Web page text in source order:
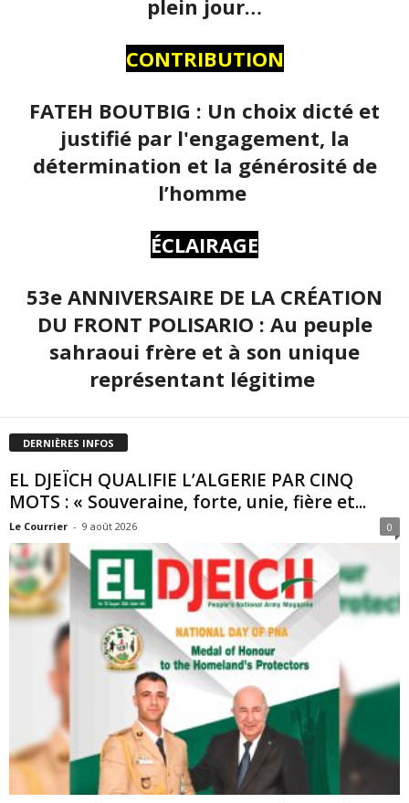
plein jour…
CONTRIBUTION
FATEH BOUTBIG : Un choix dicté et
justifié par l'engagement, la
détermination et la générosité de
l’homme
ÉCLAIRAGE
53e ANNIVERSAIRE DE LA CRÉATION
DU FRONT POLISARIO : Au peuple
sahraoui frère et à son unique
représentant légitime
DERNIÈRES INFOS
EL DJEÏCH QUALIFIE L’ALGERIE PAR CINQ
MOTS : « Souveraine, forte, unie, fière et...
Le Courrier - 9 août 2026 0